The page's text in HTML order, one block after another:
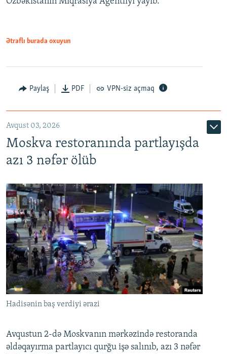
Ətraflı burada oxuyun
Paylaş PDF VPN-siz açmaq
Avqust 03, 2026
Moskva restoranında partlayışda
azı 3 nəfər ölüb
Hadisənin baş verdiyi ərazi
Avqustun 2-də Moskvanın mərkəzində restoranda
əldəqayırma partlayıcı qurğu işə salınıb, azı 3 nəfər